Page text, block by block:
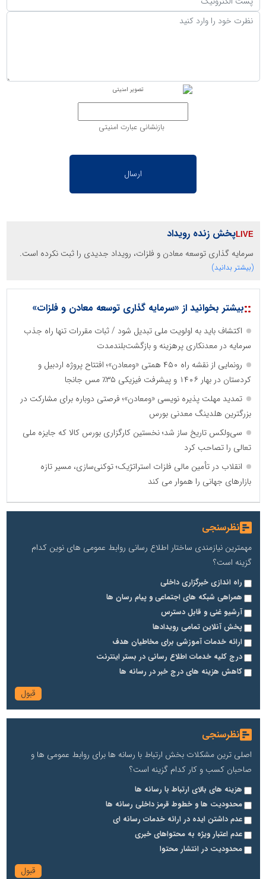
بازنشانی عبارت امنیتی
پخش زنده رویداد
سرمایه گذاری توسعه معادن و فلزات، رویداد جدیدی را ثبت نکرده است.
(بیشتر بدانید)
::بیشتر بخوانید از «سرمایه گذاری توسعه معادن و فلزات»
اکتشاف باید به اولویت ملی تبدیل شود / ثبات مقررات تنها راه جذب
سرمایه در معدنکاری پرهزینه و بازگشت‌بلندمدت
رونمایی از نقشه راه ۴۵۰ همتی «ومعادن»؛ افتتاح پروژه اردبیل و
کردستان در بهار ۱۴۰۶ و پیشرفت فیزیکی ۳۵٪ مس جانجا
تمدید مهلت پذیره نویسی «ومعادن»؛ فرصتی دوباره برای مشارکت در
بزرگترین هلدینگ معدنی بورس
سی‌ولکس تاریخ ساز شد؛ نخستین کارگزاری بورس کالا که جایزه ملی
تعالی را تصاحب کرد
انقلاب در تأمین مالی فلزات استراتژیک؛ توکنی‌سازی، مسیر تازه
بازارهای جهانی را هموار می کند
نظرسنجی
مهمترین نیازمندی ساختار اطلاع رسانی روابط عمومی های نوین کدام
گزینه است؟
راه اندازی خبرگزاری داخلی
همراهی شبکه های اجتماعی و پیام رسان ها
آرشیو غنی و قابل دسترس
پخش آنلاین تمامی رویدادها
ارائه خدمات آموزشی برای مخاطیان هدف
درج کلیه خدمات اطلاع رسانی در بستر اینترنت
کاهش هزینه های درج خبر در رسانه ها
نظرسنجی
اصلی ترین مشکلات بخش ارتباط با رسانه ها برای روابط عمومی ها و
صاحبان کسب و کار کدام گزینه است؟
هزینه های بالای ارتباط با رسانه ها
محدودیت ها و خطوط قرمز داخلی رسانه ها
عدم داشتن ایده در ارائه خدمات رسانه ای
عدم اعتبار ویژه به محتواهای خبری
محدودیت در انتشار محتوا